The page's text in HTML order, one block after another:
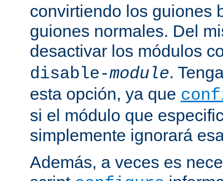
convirtiendo los guiones
guiones normales. Del
desactivar los módulos
disable-module.
esta opción, ya que
si el módulo que
simplemente ignorará
Además, a veces es